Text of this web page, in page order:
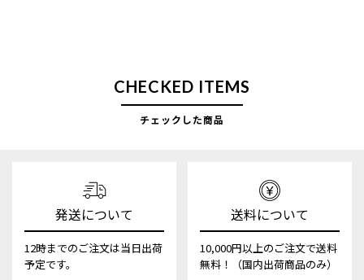
CHECKED ITEMS
チェックした商品
発送について
12時までのご注文は当日出荷
予定です。
送料について
10,000円以上のご注文で送料
無料！（国内出荷商品のみ）